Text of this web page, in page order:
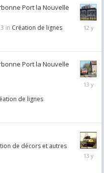
Port la Nouvelle
in Création de lignes
Port la Nouvelle
de lignes
July
de décors et autres
July